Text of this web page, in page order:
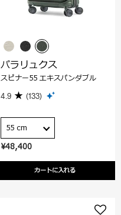
¥48,400
カートに入れる
パラリュクス
スピナー55 エキスパンダブル
4.9 (133)
55 cm